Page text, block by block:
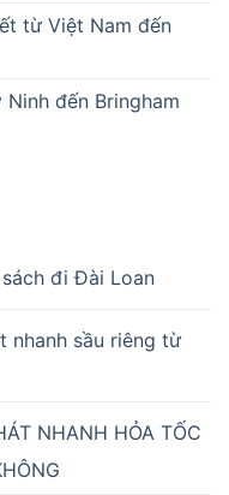
từ Việt Nam đến
đến Bringham
đi Đài Loan
nhanh sầu riêng từ
NHANH HỎA TỐC